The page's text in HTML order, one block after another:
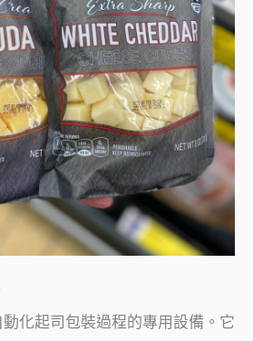
化起司包裝過程的專用設備。它